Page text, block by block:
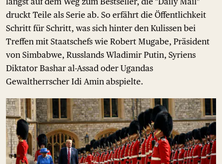
druckt Teile als Serie ab. So erfährt die Öffentlichkeit
Schritt für Schritt, was sich hinter den Kulissen bei
Treffen mit Staatschefs wie Robert Mugabe, Präsident
von Simbabwe, Russlands Wladimir Putin, Syriens
Diktator Bashar al-Assad oder Ugandas
Gewaltherrscher Idi Amin abspielte.